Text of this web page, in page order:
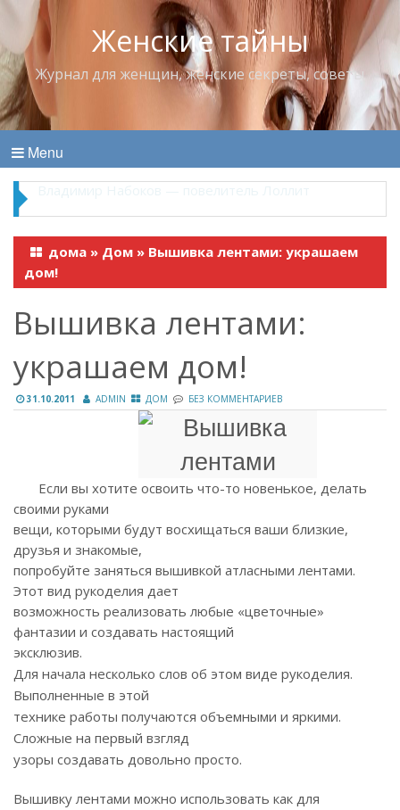
Женские тайны
Журнал для женщин, женские секреты, советы
Menu
дома » Дом » Вышивка лентами: украшаем
дом!
Вышивка лентами:
украшаем дом!
31.10.2011 ADMIN ДОМ БЕЗ КОММЕНТАРИЕВ
Если вы хотите освоить что-то новенькое, делать
своими руками
вещи, которыми будут восхищаться ваши близкие,
друзья и знакомые,
попробуйте заняться вышивкой атласными лентами.
Этот вид рукоделия дает
возможность реализовать любые «цветочные»
фантазии и создавать настоящий
эксклюзив.
Для начала несколько слов об этом виде рукоделия.
Выполненные в этой
технике работы получаются объемными и яркими.
Сложные на первый взгляд
узоры создавать довольно просто.
Вышивку лентами можно использовать как для